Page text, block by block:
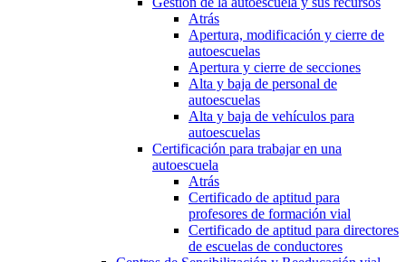
Atrás
Apertura, modificación y cierre de
autoescuelas
Apertura y cierre de secciones
Alta y baja de personal de
autoescuelas
Alta y baja de vehículos para
autoescuelas
Certificación para trabajar en una
autoescuela
Atrás
Certificado de aptitud para
profesores de formación vial
Certificado de aptitud para directores
de escuelas de conductores